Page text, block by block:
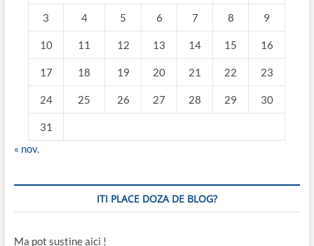
3 4 5 6 7 8 9
10 11 12 13 14 15 16
17 18 19 20 21 22 23
24 25 26 27 28 29 30
31
« nov.
ITI PLACE DOZA DE BLOG?
Ma pot sustine aici !